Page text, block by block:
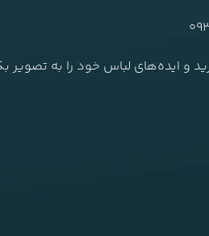
و ایده‌های لباس خود را به تصویر